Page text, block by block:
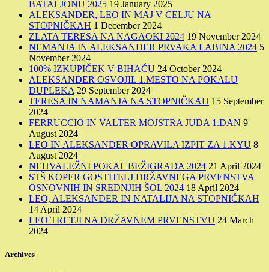
BATALJONU 2025 19 January 2025
ALEKSANDER, LEO IN MAJ V CELJU NA
STOPNIČKAH 1 December 2024
ZLATA TERESA NA NAGAOKI 2024 19 November 2024
NEMANJA IN ALEKSANDER PRVAKA LABINA 2024 5
November 2024
100% IZKUPIČEK V BIHAĆU 24 October 2024
ALEKSANDER OSVOJIL 1.MESTO NA POKALU
DUPLEKA 29 September 2024
TERESA IN NAMANJA NA STOPNIČKAH 15 September
2024
FERRUCCIO IN VALTER MOJSTRA JUDA 1.DAN 9
August 2024
LEO IN ALEKSANDER OPRAVILA IZPIT ZA 1.KYU 8
August 2024
NEHVALEŽNI POKAL BEŽIGRADA 2024 21 April 2024
STŠ KOPER GOSTITELJ DRŽAVNEGA PRVENSTVA
OSNOVNIH IN SREDNJIH ŠOL 2024 18 April 2024
LEO, ALEKSANDER IN NATALIJA NA STOPNIČKAH
14 April 2024
LEO TRETJI NA DRŽAVNEM PRVENSTVU 24 March
2024
Archives